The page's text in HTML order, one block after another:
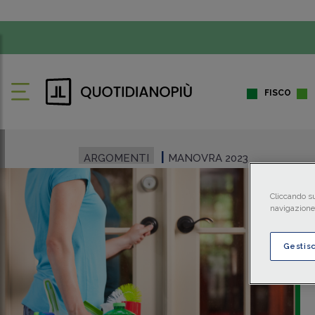
FISCO
ARGOMENTI MANOVRA 2023
Cliccando